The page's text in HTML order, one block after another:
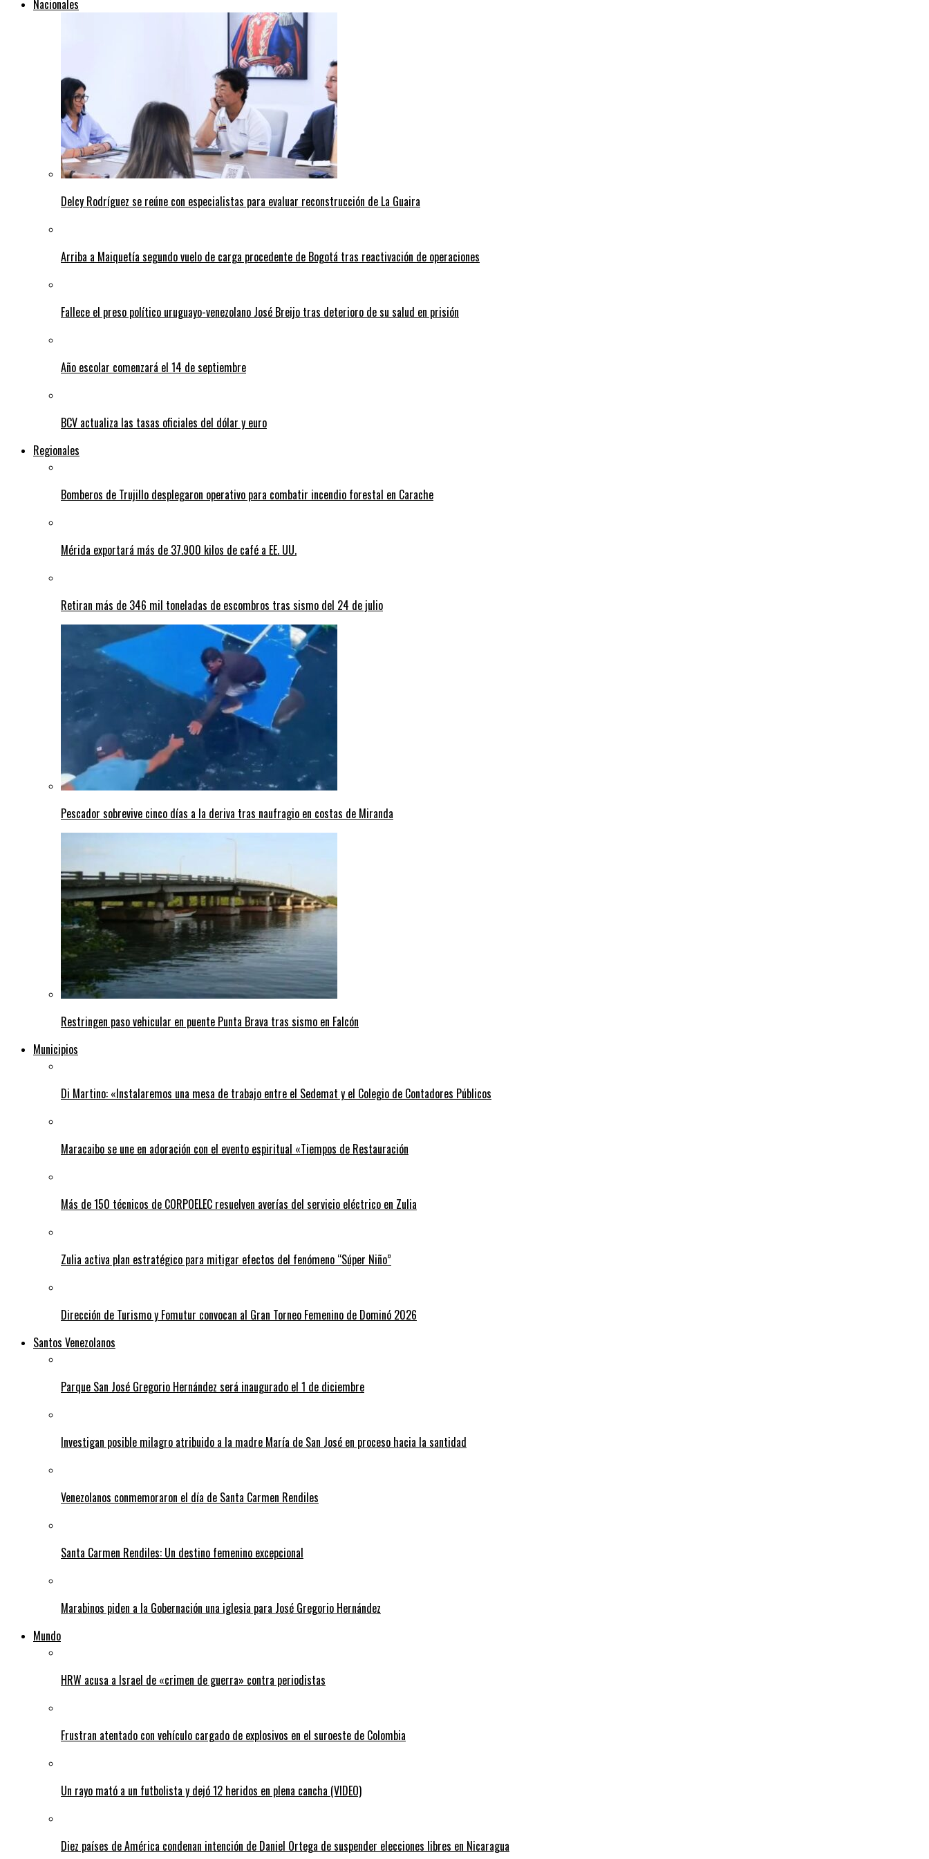
Nacionales
Delcy Rodríguez se reúne con especialistas para evaluar reconstrucción de La Guaira
Arriba a Maiquetía segundo vuelo de carga procedente de Bogotá tras reactivación de operaciones
Fallece el preso político uruguayo-venezolano José Breijo tras deterioro de su salud en prisión
Año escolar comenzará el 14 de septiembre
BCV actualiza las tasas oficiales del dólar y euro
Regionales
Bomberos de Trujillo desplegaron operativo para combatir incendio forestal en Carache
Mérida exportará más de 37.900 kilos de café a EE. UU.
Retiran más de 346 mil toneladas de escombros tras sismo del 24 de julio
Pescador sobrevive cinco días a la deriva tras naufragio en costas de Miranda
Restringen paso vehicular en puente Punta Brava tras sismo en Falcón
Municipios
Di Martino: «Instalaremos una mesa de trabajo entre el Sedemat y el Colegio de Contadores Públicos
Maracaibo se une en adoración con el evento espiritual «Tiempos de Restauración
Más de 150 técnicos de CORPOELEC resuelven averías del servicio eléctrico en Zulia
Zulia activa plan estratégico para mitigar efectos del fenómeno “Súper Niño”
Dirección de Turismo y Fomutur convocan al Gran Torneo Femenino de Dominó 2026
Santos Venezolanos
Parque San José Gregorio Hernández será inaugurado el 1 de diciembre
Investigan posible milagro atribuido a la madre María de San José en proceso hacia la santidad
Venezolanos conmemoraron el día de Santa Carmen Rendiles
Santa Carmen Rendiles: Un destino femenino excepcional
Marabinos piden a la Gobernación una iglesia para José Gregorio Hernández
Mundo
HRW acusa a Israel de «crimen de guerra» contra periodistas
Frustran atentado con vehículo cargado de explosivos en el suroeste de Colombia
Un rayo mató a un futbolista y dejó 12 heridos en plena cancha (VIDEO)
Diez países de América condenan intención de Daniel Ortega de suspender elecciones libres en Nicaragua